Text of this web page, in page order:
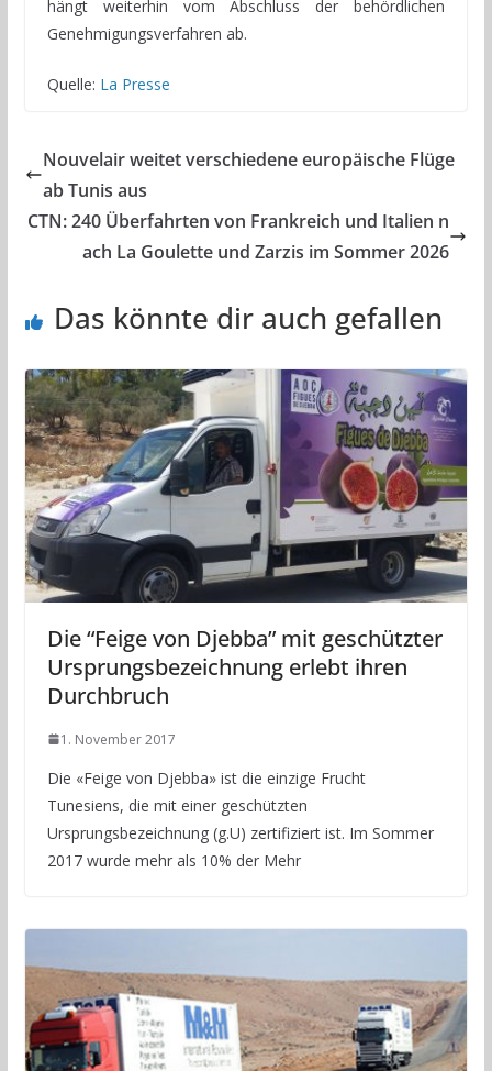
hängt weiterhin vom Abschluss der behördlichen
Genehmigungsverfahren ab.
Quelle: La Presse
Nouvelair weitet verschiedene europäische Flüge
ab Tunis aus
CTN: 240 Überfahrten von Frankreich und Italien n
ach La Goulette und Zarzis im Sommer 2026
Das könnte dir auch gefallen
Die “Feige von Djebba” mit geschützter
Ursprungsbezeichnung erlebt ihren
Durchbruch
1. November 2017
Die «Feige von Djebba» ist die einzige Frucht
Tunesiens, die mit einer geschützten
Ursprungsbezeichnung (g.U) zertifiziert ist. Im Sommer
2017 wurde mehr als 10% der Mehr